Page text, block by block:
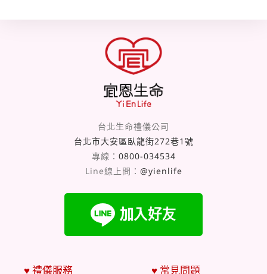
台北生命禮儀公司
台北市大安區臥龍街272巷1號
專線： 0800-034534
Line線上問： @yienlife